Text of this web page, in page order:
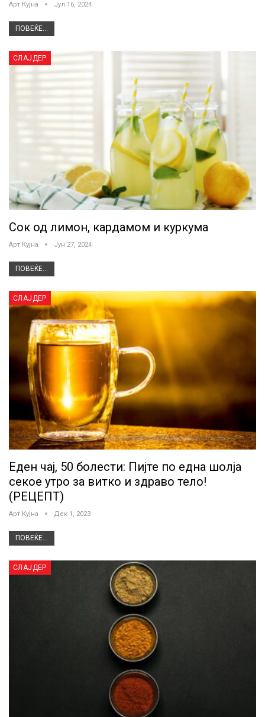
Арт Кујна Јул 16, 2024
ПОВЕЌЕ...
СЛАЈДЕР
Сок од лимон, кардамом и куркума
Арт Кујна Јун 27, 2024
ПОВЕЌЕ...
СЛАЈДЕР
Еден чај, 50 болести: Пијте по една шолја
секое утро за витко и здраво тело!
(РЕЦЕПТ)
Арт Кујна Дек 1, 2023
ПОВЕЌЕ...
СЛАЈДЕР